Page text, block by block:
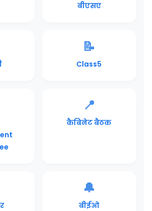
बीएसए
📝
Class5
📍
कैबिनेट बैठक
🔔
बीईओ